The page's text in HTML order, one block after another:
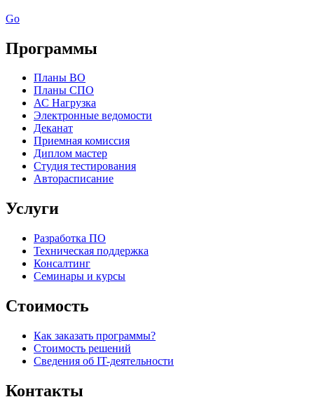
Go
Программы
Планы ВО
Планы СПО
АС Нагрузка
Электронные ведомости
Деканат
Приемная комиссия
Диплом мастер
Студия тестирования
Авторасписание
Услуги
Разработка ПО
Техническая поддержка
Консалтинг
Семинары и курсы
Стоимость
Как заказать программы?
Стоимость решений
Сведения об IT-деятельности
Контакты